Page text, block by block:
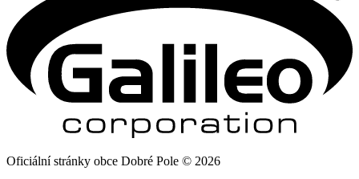
Oficiální stránky obce Dobré Pole © 2026